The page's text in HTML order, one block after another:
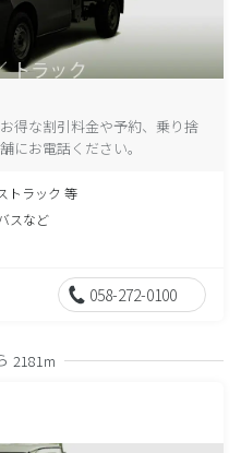
得な割引料金や予約、乗り捨
にお電話ください。
トラック 等
スなど
058-272-0100
2181m